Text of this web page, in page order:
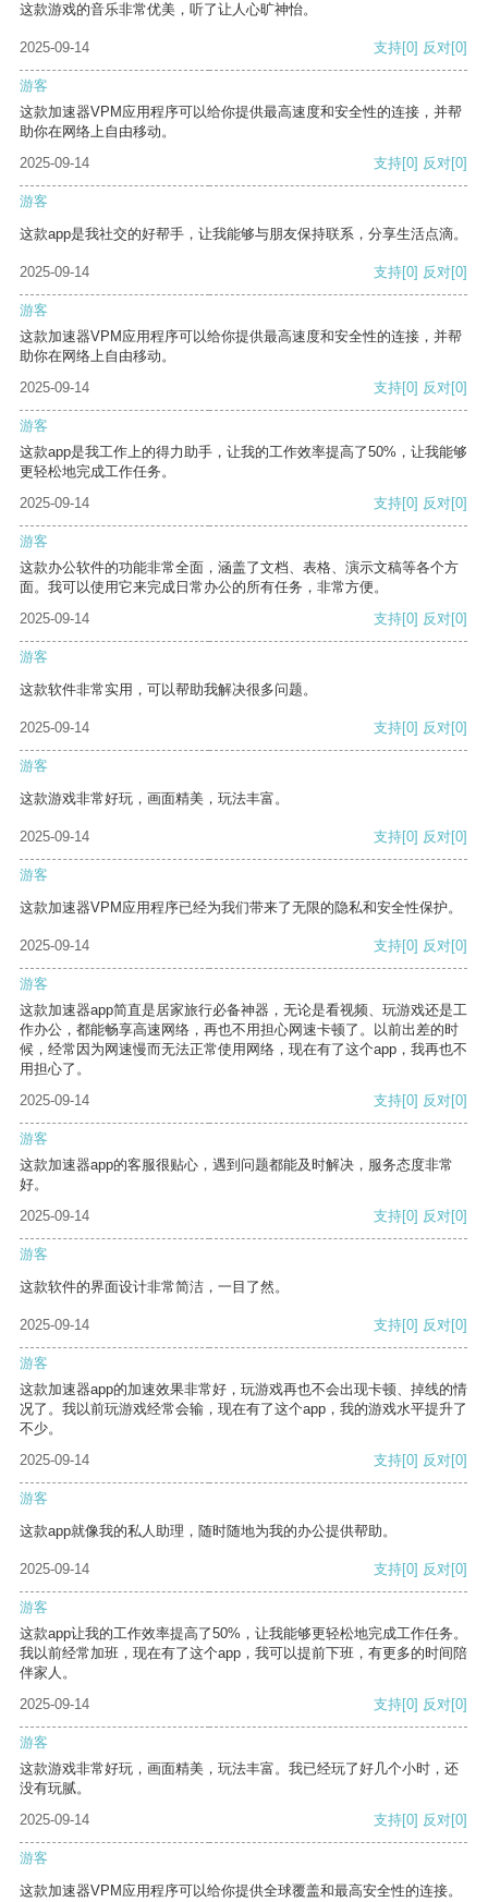
这款游戏的音乐非常优美，听了让人心旷神怡。
2025-09-14 支持[0] 反对[0]
游客
这款加速器VPM应用程序可以给你提供最高速度和安全性的连接，并帮
助你在网络上自由移动。
2025-09-14
支持[0] 反对[0]
游客
这款app是我社交的好帮手，让我能够与朋友保持联系，分享生活点滴。
2025-09-14 支持[0] 反对[0]
游客
这款加速器VPM应用程序可以给你提供最高速度和安全性的连接，并帮
助你在网络上自由移动。
2025-09-14
支持[0] 反对[0]
游客
这款app是我工作上的得力助手，让我的工作效率提高了50%，让我能够
更轻松地完成工作任务。
2025-09-14
支持[0] 反对[0]
游客
这款办公软件的功能非常全面，涵盖了文档、表格、演示文稿等各个方
面。我可以使用它来完成日常办公的所有任务，非常方便。
2025-09-14
支持[0] 反对[0]
游客
这款软件非常实用，可以帮助我解决很多问题。
2025-09-14 支持[0] 反对[0]
游客
这款游戏非常好玩，画面精美，玩法丰富。
2025-09-14 支持[0] 反对[0]
游客
这款加速器VPM应用程序已经为我们带来了无限的隐私和安全性保护。
2025-09-14 支持[0] 反对[0]
游客
这款加速器app简直是居家旅行必备神器，无论是看视频、玩游戏还是工
作办公，都能畅享高速网络，再也不用担心网速卡顿了。以前出差的时
候，经常因为网速慢而无法正常使用网络，现在有了这个app，我再也不
用担心了。
2025-09-14
支持[0] 反对[0]
游客
这款加速器app的客服很贴心，遇到问题都能及时解决，服务态度非常
好。
2025-09-14
支持[0] 反对[0]
游客
这款软件的界面设计非常简洁，一目了然。
2025-09-14 支持[0] 反对[0]
游客
这款加速器app的加速效果非常好，玩游戏再也不会出现卡顿、掉线的情
况了。我以前玩游戏经常会输，现在有了这个app，我的游戏水平提升了
不少。
2025-09-14
支持[0] 反对[0]
游客
这款app就像我的私人助理，随时随地为我的办公提供帮助。
2025-09-14 支持[0] 反对[0]
游客
这款app让我的工作效率提高了50%，让我能够更轻松地完成工作任务。
我以前经常加班，现在有了这个app，我可以提前下班，有更多的时间陪
伴家人。
2025-09-14
支持[0] 反对[0]
游客
这款游戏非常好玩，画面精美，玩法丰富。我已经玩了好几个小时，还
没有玩腻。
2025-09-14
支持[0] 反对[0]
游客
这款加速器VPM应用程序可以给你提供全球覆盖和最高安全性的连接。